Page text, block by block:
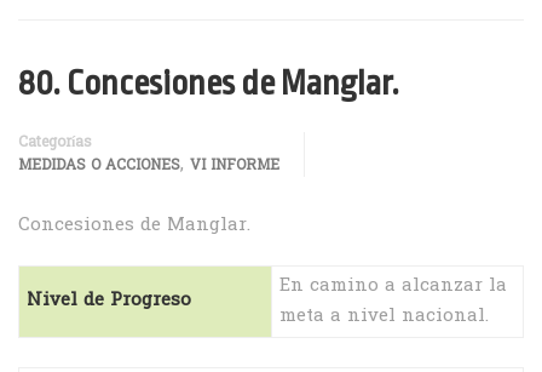
80. Concesiones de Manglar.
Categorías
MEDIDAS O ACCIONES, VI INFORME
Concesiones de Manglar.
Nivel de Progreso
En camino a alcanzar la
meta a nivel nacional.